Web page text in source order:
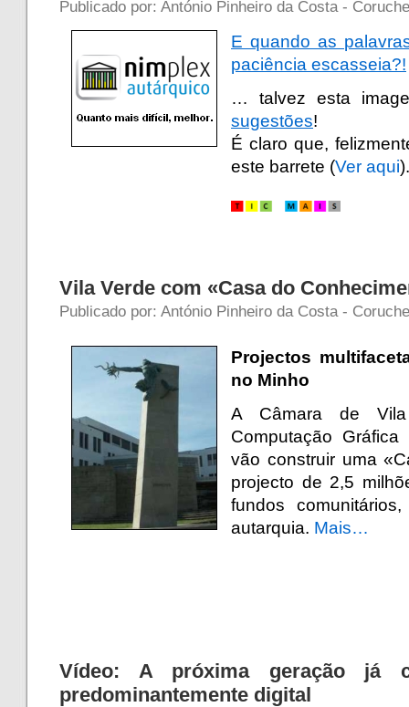
Publicado por: António Pinheiro da Costa -
E quando as
paciência escasseia?!
… talvez esta
sugestões!
É claro que,
este barrete (Ver aqui).
Vila Verde com «Casa do
Publicado por: António Pinheiro da Costa -
Projectos
no Minho
A Câmara de
Computação
vão construir uma
projecto de 2,5
fundos
autarquia. Mais…
Vídeo: A próxima geração já
predominantemente digital